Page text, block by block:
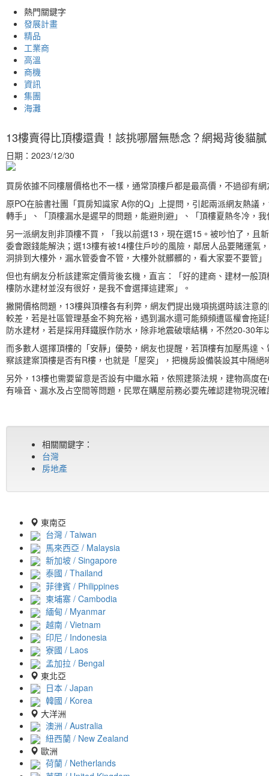
熱門關鍵字
發展計畫
精品
工業商
高溫
商機
資訊
集團
海灘
13樓賣得比頂樓還貴！該挑哪層無懸念？網揭背後貓膩
日期：2023/12/30
買房依據不同樓層價格也不一樣，通常頂樓戶都是最高價，不過卻有
原PO在臉書社團「買房知識家 A你的Q」上提問，引起兩派網友熱議
轉手」、「頂樓漏水是遲早的問題，能避則避」、「頂樓夏熱冬冷，
另一派網友則非頂樓不買，「我以前選13，現在選15。被吵怕了，且
委會跟錢能解決；選13樓有被14樓住戶吵的風險，鄰居人品要賭運氣
洞排到大樓外，漏水管委會不管，大樓外就髒髒的，看大家要不要管」
但也有網友分析該建案定價背後玄機，直言：「好的建商、建材一般
樓防水建材並沒有很好，是我不會選擇這建案」。
撇開價格問題，13樓與頂樓各有利弊，網友們提出幾項挑選時該注意
較差，若是社區管理基金不夠充裕，遇到漏水還可能頻頻遭區權會拖
防水建材，若是採用拜鐵膜作防水，除非地震破壞結構，不然20-30
而多數人選擇頂樓的「安靜」優勢，網友也提醒，若頂樓有加壓馬達
察該建案頂樓是否有R樓，也就是「屋突」，把機房設備裝設其中隔
另外，13樓也需要留意是否設有中繼水箱，依照建築法規，建物高度
有噪音、漏水及占空間等問題，民眾在購屋前務必要先確認建物現況
相關關鍵字：
台灣
房地產
東南亞
台灣 / Taiwan
馬來西亞 / Malaysia
新加坡 / Singapore
泰國 / Thailand
菲律賓 / Philippines
柬埔寨 / Cambodia
緬甸 / Myanmar
越南 / Vietnam
印尼 / Indonesia
寮國 / Laos
孟加拉 / Bengal
東北亞
日本 / Japan
韓國 / Korea
大洋洲
澳洲 / Australia
紐西蘭 / New Zealand
歐洲
荷蘭 / Netherlands